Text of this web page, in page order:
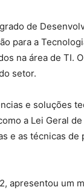
de
para a
na área de TI.
setor.
e soluções
a Lei Geral
e as técnicas de
apresentou um